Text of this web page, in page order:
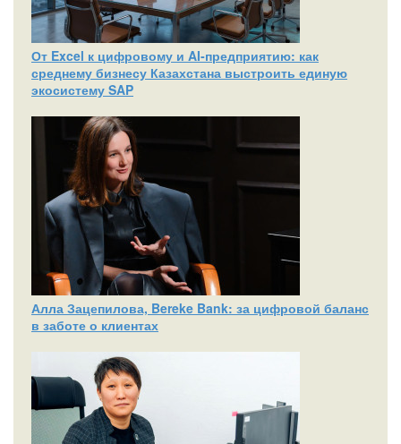
От Excel к цифровому и AI‑предприятию: как
среднему бизнесу Казахстана выстроить единую
экосистему SAP
Алла Зацепилова, Bereke Bank: за цифровой баланс
в заботе о клиентах